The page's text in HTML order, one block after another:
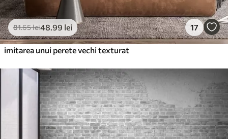
300 .00 lei/m²
81.65lei48 .99 lei 17
imitarea unui perete vechi texturat